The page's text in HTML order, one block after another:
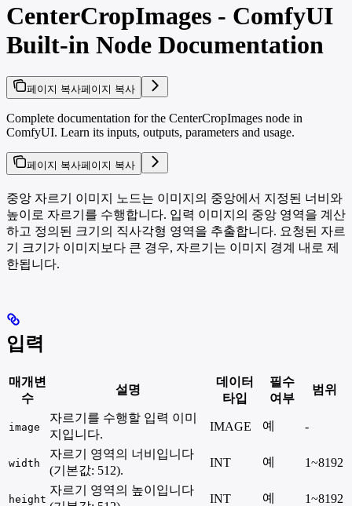
CenterCropImages - ComfyUI
Built-in Node Documentation
페이지 복사페이지 복사
Complete documentation for the CenterCropImages node in
ComfyUI. Learn its inputs, outputs, parameters and usage.
페이지 복사페이지 복사
중앙 자르기 이미지 노드는 이미지의 중앙에서 지정된 너비와
높이로 자르기를 수행합니다. 입력 이미지의 중앙 영역을 계산
하고 정의된 크기의 직사각형 영역을 추출합니다. 요청된 자르
기 크기가 이미지보다 큰 경우, 자르기는 이미지 경계 내로 제
한됩니다.
입력
매개변
수
설명
데이터
타입
필수
여부
범위
image
자르기를 수행할 입력 이미
지입니다.
IMAGE 예 -
width
자르기 영역의 너비입니다
(기본값: 512).
INT 예 1~8192
height
자르기 영역의 높이입니다
INT 예 1~8192